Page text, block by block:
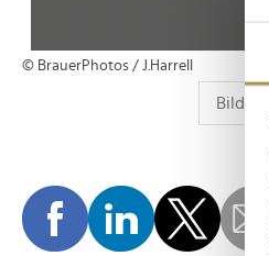
© BrauerPhotos / J.Harrell